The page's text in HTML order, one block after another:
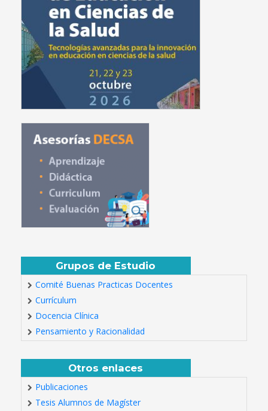
Grupos de Estudio
Comité Buenas Practicas Docentes
Currículum
Docencia Clínica
Pensamiento y Racionalidad
Otros enlaces
Publicaciones
Tesis Alumnos de Magíster